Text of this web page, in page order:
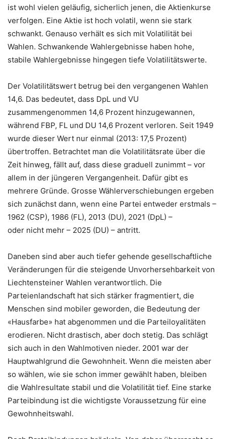
ist wohl vielen geläufig, sicherlich jenen, die Aktienkurse
verfolgen. Eine Aktie ist hoch volatil, wenn sie stark
schwankt. Genauso verhält es sich mit Volatilität bei
Wahlen. Schwankende Wahlergebnisse haben hohe,
stabile Wahlergebnisse hingegen tiefe Volatilitätswerte.
Der Volatilitätswert betrug bei den vergangenen Wahlen
14,6. Das bedeutet, dass DpL und VU
zusammengenommen 14,6 Prozent hinzugewannen,
während FBP, FL und DU 14,6 Prozent verloren. Seit 1949
wurde dieser Wert nur einmal (2013: 17,5 Prozent)
übertroffen. Betrachtet man die Volatilitätsrate über die
Zeit hinweg, fällt auf, dass diese graduell zunimmt – vor
allem in der jüngeren Vergangenheit. Dafür gibt es
mehrere Gründe. Grosse Wählerverschiebungen ergeben
sich zunächst dann, wenn eine Partei entweder erstmals –
1962 (CSP), 1986 (FL), 2013 (DU), 2021 (DpL) –
oder nicht mehr – 2025 (DU) – antritt.
Daneben sind aber auch tiefer gehende gesellschaftliche
Veränderungen für die steigende Unvorhersehbarkeit von
Liechtensteiner Wahlen verantwortlich. Die
Parteienlandschaft hat sich stärker fragmentiert, die
Menschen sind mobiler geworden, die Bedeutung der
«Hausfarbe» hat abgenommen und die Parteiloyalitäten
erodieren. Nicht drastisch, aber doch stetig. Das schlägt
sich auch in den Wahlmotiven nieder. 2001 war der
Hauptwahlgrund die Gewohnheit. Wenn die meisten aber
so wählen, wie sie schon immer gewählt haben, bleiben
die Wahlresultate stabil und die ­Volatilität tief. Eine starke
Parteibindung ist die wichtigste Voraussetzung für eine
Gewohnheitswahl.